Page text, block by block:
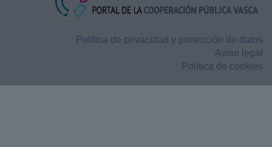
Política de privacidad y protección de datos
Aviso legal
Política de cookies